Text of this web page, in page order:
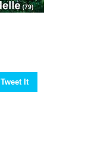
Tweet It